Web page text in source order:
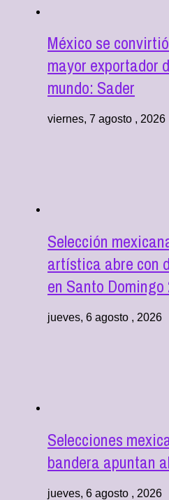
México se
mayor exportador
mundo: Sader
viernes, 7 agosto , 2026
Selección
artística abre con
en Santo Domingo
jueves, 6 agosto , 2026
Selecciones
bandera apuntan
jueves, 6 agosto , 2026